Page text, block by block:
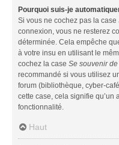
Pourquoi suis-je
Si vous ne cochez pas la case
connexion, vous ne resterez
déterminée. Cela empêche
à votre insu en utilisant le
cochez la case Se souvenir
recommandé si vous utilisez
forum (bibliothèque, cyber-
cette case, cela signifie qu’un
fonctionnalité.
Haut